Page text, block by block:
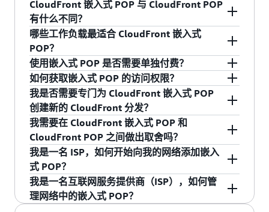
时间。Amazon CloudFront 使用这些缓存控制标
头来确定检查原始服务器中该文件的更新版本的
频率。对于设置为 0 秒的过期时段，Amazon
CloudFront 将向原始服务器重新验证每个请求。
如果文件不经常更改，最好设置较长的过期周期
并实施版本控制体系，以管理对文件的更新。
过期时段之前移除冒犯性的或可能有害的材料，
您可以使用无效 API 从所有 Amazon CloudFront
边缘站点中移除该对象。您可以在
查看发出
失效请求的费用。
象的 3000 个请求，或者合计不超过 3000 个对象
的任何组合方式。
如果您使用 * 通配符，则一次最多可以提出 15 个
无效路径请求。您一次可以为每个分配的最多
3000 个单独对象提出无效请求，而通配符无效请
求的限制与个别失效对象限制无关。如果您超过
此限制，额外的无效请求将收到错误响应，直至
先前的某个请求完成。
失效请求应仅在意外情况下使用；如果您事先知
道您的文件需要经常从缓存中移除，建议您为文
件实施版本控制体系和/或设置较短的过期周期。
CloudFront 嵌入式入网点（POP）是一种
CloudFront 基础设施，部署在距离终端查看者最
近的位置，即互联网服务提供商（ISP）和移动网
络运营商（MNO）网络内部。嵌入式 POP 是定制
的，可提供大规模直播视频、视频点播（VOD）
和游戏下载。这些嵌入式 POP 由 Amazon 拥有和
运营，部署在 ISP/MNO 网络的最后一英里，这样
可以避免将最终查看者与内容源连接的拥塞网络
中出现容量瓶颈，从而提高性能。
CloudFront 嵌入式 POP 与 CloudFront POP
有什么不同？
CloudFront 嵌入式 POP 与 CloudFront POP 的不
同之处在于它们的部署位置和交付的内容。
CloudFront 嵌入式 POP 直接部署在 ISP 和 MNO
网络中，这与部署在 AWS 网络中的 CloudFront
POP 不同。嵌入式 POP 专为提供大规模可缓存流
量（例如视频流和游戏下载）而构建，
CloudFront POP 则旨在提供各种工作负载，包括
可缓存内容和动态内容。
哪些工作负载最适合 CloudFront 嵌入式
POP？
CloudFront 嵌入式 POP 旨在提供可供许多最终查
看者同时访问的可缓存内容，例如大规模直播、
视频点播和游戏下载。
使用嵌入式 POP 是否需要单独付费？
不需要，使用 CloudFront 嵌入式 POP 无需支付
任何其他费用。
如何获取嵌入式 POP 的访问权限？
嵌入式 POP 是一种可选功能，旨在提供大规模可
缓存流量。请联系您的 AWS 销售代表，评估嵌入
式 POP 是否适合您的工作负载。
我是否需要专门为 CloudFront 嵌入式 POP
创建新的 CloudFront 分发？
不，无需专门为嵌入式 POP 创建新的分发。如果
您的工作负载符合条件，CloudFront 将根据请求
为您的现有分发启用嵌入式 POP。
我需要在 CloudFront 嵌入式 POP 和
CloudFront POP 之间做出取舍吗？
对于内容交付，您不必在 CloudFront 嵌入式 POP
或 CloudFront POP 之间做出取舍。一旦您的
CloudFront 分发启用了嵌入式 POP，CloudFront
的路由系统就会动态利用 CloudFront POP 和嵌入
我是一名 ISP，如何开始向我的网络添加嵌入
式 POP？
请联系我们，以开始在您的网络中部署嵌入式
POP。
我是一名互联网服务提供商（ISP），如何管
理网络中的嵌入式 POP？